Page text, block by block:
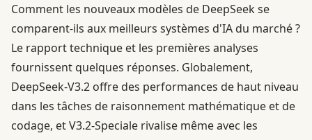
Comment les nouveaux modèles de DeepSeek se
comparent-ils aux meilleurs systèmes d'IA du marché ?
Le rapport technique et les premières analyses
fournissent quelques réponses. Globalement,
DeepSeek-V3.2 offre des performances de haut niveau
dans les tâches de raisonnement mathématique et de
codage, et V3.2-Speciale rivalise même avec les